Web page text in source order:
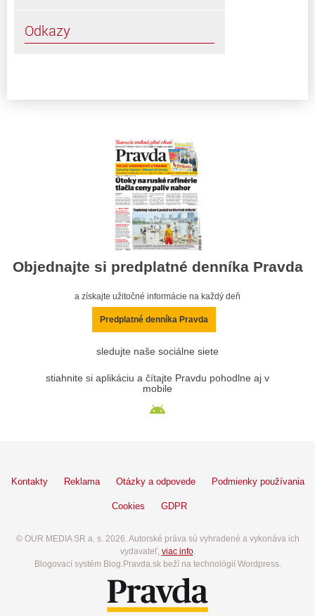
Odkazy
Objednajte si predplatné denníka Pravda
a získajte užitočné informácie na každý deň
Predplatné denníka Pravda
sledujte naše sociálne siete
stiahnite si aplikáciu a čítajte Pravdu pohodlne aj v
mobile
Kontakty Reklama Otázky a odpovede Podmienky používania
Cookies GDPR
© OUR MEDIA SR a. s. 2026. Autorské práva sú vyhradené a vykonáva ich
vydavateľ, viac info.
Blogovací systém Blog.Pravda.sk beží na technológií Wordpress.